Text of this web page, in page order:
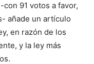
91 votos a favor,
añade un artículo
en razón de los
y la ley más